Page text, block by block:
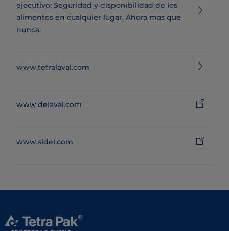
ejecutivo: Seguridad y disponibilidad de los
alimentos en cualquier lugar. Ahora mas que
nunca.
www.tetralaval.com
www.delaval.com
www.sidel.com